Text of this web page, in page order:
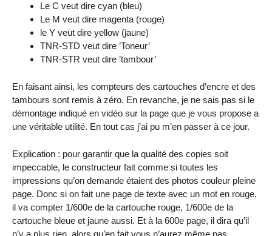
Le C veut dire cyan (bleu)
Le M veut dire magenta (rouge)
le Y veut dire yellow (jaune)
TNR-STD veut dire ’Toneur’
TNR-STR veut dire ’tambour’
En faisant ainsi, les compteurs des cartouches d’encre et des
tambours sont remis à zéro. En revanche, je ne sais pas si le
démontage indiqué en vidéo sur la page que je vous propose a
une véritable utilité. En tout cas j’ai pu m’en passer à ce jour.
Explication : pour garantir que la qualité des copies soit
impeccable, le constructeur fait comme si toutes les
impressions qu’on demande étaient des photos couleur pleine
page. Donc si on fait une page de texte avec un mot en rouge,
il va compter 1/600e de la cartouche rouge, 1/600e de la
cartouche bleue et jaune aussi. Et à la 600e page, il dira qu’il
n’y a plus rien, alors qu’en fait vous n’aurez même pas